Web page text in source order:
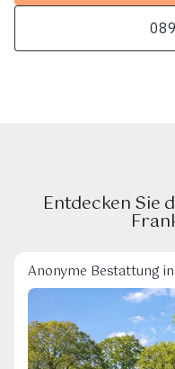
Entdecken Sie
Anonyme Bestattung